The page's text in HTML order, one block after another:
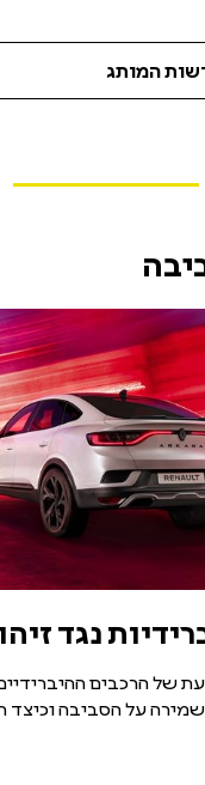
המותג
נגד
של הרכבים
על הסביבה וכיצד